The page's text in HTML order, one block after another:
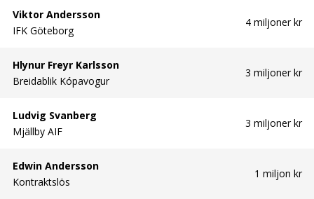
Viktor Andersson
IFK Göteborg
4 miljoner kr
Hlynur Freyr Karlsson
Breidablik Kópavogur
3 miljoner kr
Ludvig Svanberg
Mjällby AIF
3 miljoner kr
Edwin Andersson
Kontraktslös
1 miljon kr